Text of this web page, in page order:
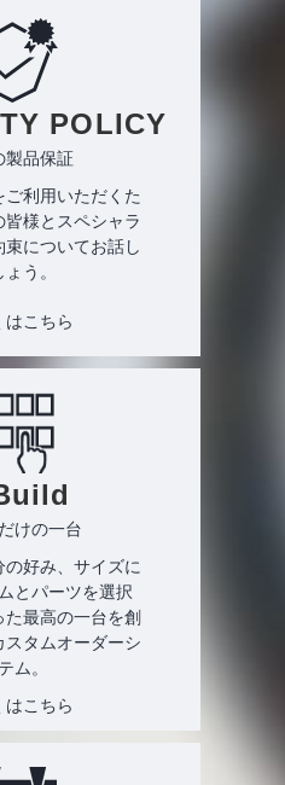
POLICY
製品保証
利用いただくた
様とスペシャラ
についてお話し
ょう。
はこちら
けの一台
の好み、サイズに
とパーツを選択
た最高の一台を創
スタムオーダーシ
ム。
はこちら